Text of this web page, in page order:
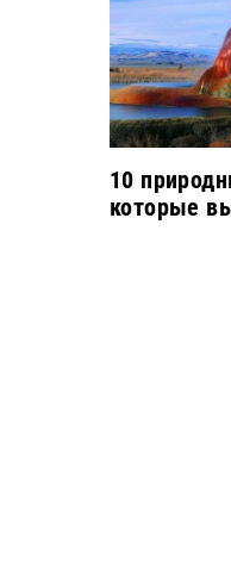
10
которые